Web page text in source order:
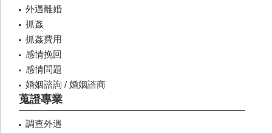
外遇離婚
抓姦
抓姦費用
感情挽回
感情問題
婚姻諮詢 / 婚姻諮商
蒐證專業
調查外遇